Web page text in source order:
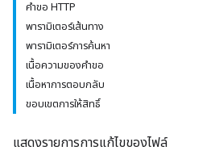
คำขอ HTTP
พารามิเตอร์เส้นทาง
พารามิเตอร์การค้นหา
เนื้อความของคำขอ
เนื้อหาการตอบกลับ
ขอบเขตการให้สิทธิ์
แสดงรายการการแก้ไขของไฟล์